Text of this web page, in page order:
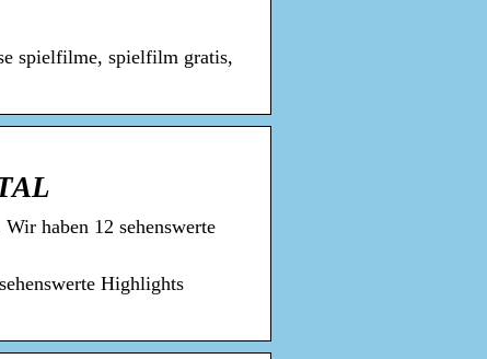
spielfilme, spielfilm gratis,
haben 12 sehenswerte
Highlights